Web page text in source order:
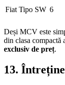
Fiat Tipo SW 6
Deși MCV este
din clasa compactă
exclusiv de preț.
13.